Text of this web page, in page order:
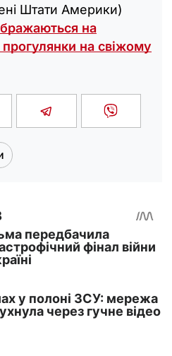
Штати Америки)
на
на свіжому